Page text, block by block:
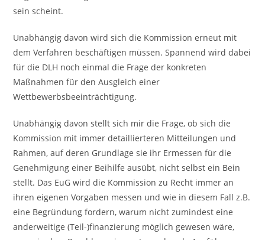
sein scheint.
Unabhängig davon wird sich die Kommission erneut mit
dem Verfahren beschäftigen müssen. Spannend wird dabei
für die DLH noch einmal die Frage der konkreten
Maßnahmen für den Ausgleich einer
Wettbewerbsbeeinträchtigung.
Unabhängig davon stellt sich mir die Frage, ob sich die
Kommission mit immer detaillierteren Mitteilungen und
Rahmen, auf deren Grundlage sie ihr Ermessen für die
Genehmigung einer Beihilfe ausübt, nicht selbst ein Bein
stellt. Das EuG wird die Kommission zu Recht immer an
ihren eigenen Vorgaben messen und wie in diesem Fall z.B.
eine Begründung fordern, warum nicht zumindest eine
anderweitige (Teil-)finanzierung möglich gewesen wäre,